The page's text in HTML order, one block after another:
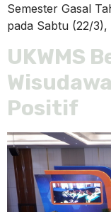
Semester Gasal
pada Sabtu (22/
UKWMS
Positif